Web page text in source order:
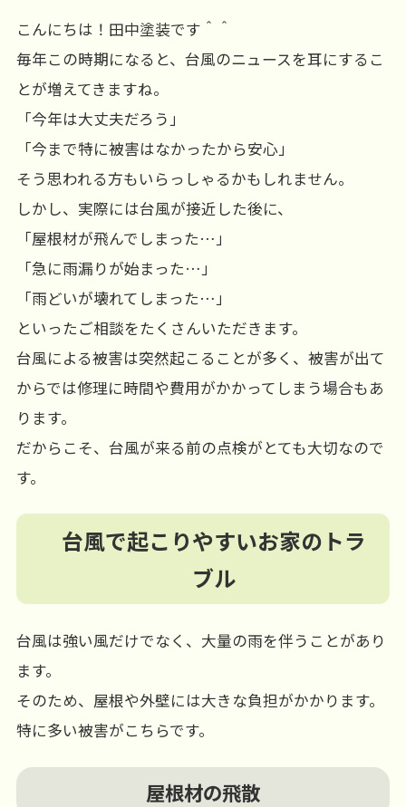
こんにちは！田中塗装です＾＾
毎年この時期になると、台風のニュースを耳にするこ
とが増えてきますね。
「今年は大丈夫だろう」
「今まで特に被害はなかったから安心」
そう思われる方もいらっしゃるかもしれません。
しかし、実際には台風が接近した後に、
「屋根材が飛んでしまった…」
「急に雨漏りが始まった…」
「雨どいが壊れてしまった…」
といったご相談をたくさんいただきます。
台風による被害は突然起こることが多く、被害が出て
からでは修理に時間や費用がかかってしまう場合もあ
ります。
だからこそ、台風が来る前の点検がとても大切なので
す。
台風で起こりやすいお家のトラ
ブル
台風は強い風だけでなく、大量の雨を伴うことがあり
ます。
そのため、屋根や外壁には大きな負担がかかります。
特に多い被害がこちらです。
屋根材の飛散